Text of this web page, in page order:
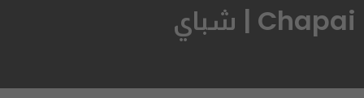
Chapai | شباي